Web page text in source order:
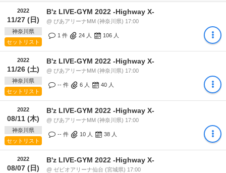
2022
11/27 (日)
神奈川県
セットリスト
B'z LIVE-GYM 2022 -Highway X-
@ ぴあアリーナMM (神奈川県) 17:00
1 件 24 人 106 人
2022
11/26 (土)
神奈川県
セットリスト
B'z LIVE-GYM 2022 -Highway X-
@ ぴあアリーナMM (神奈川県) 17:00
-- 件 6 人 40 人
2022
08/11 (木)
神奈川県
セットリスト
B'z LIVE-GYM 2022 -Highway X-
@ ぴあアリーナMM (神奈川県) 17:00
-- 件 10 人 38 人
2022
08/07 (日)
B'z LIVE-GYM 2022 -Highway X-
@ ゼビオアリーナ仙台 (宮城県) 17:00